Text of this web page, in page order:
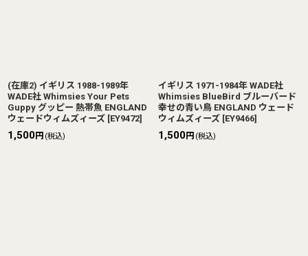
(在庫2) イギリス 1988-1989年
WADE社 Whimsies Your Pets
Guppy グッピー 熱帯魚 ENGLAND
ウェードウィムズィーズ [EY9472]
1,500円 (税込)
イギリス 1971-1984年 WADE社
Whimsies BlueBird ブルーバード
幸せの青い鳥 ENGLAND ウェード
ウィムズィーズ [EY9466]
1,500円 (税込)